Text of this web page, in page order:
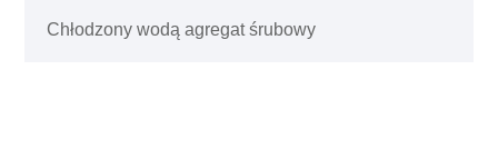
Chłodzony wodą agregat śrubowy